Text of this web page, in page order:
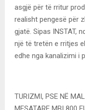
asgjë për të rritur
realisht pengesë për
gjatë. Sipas INSTAT,
një të tretën e rritjes
edhe nga kanalizimi i
TURIZMI, PSE NË